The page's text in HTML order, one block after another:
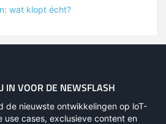
wat klopt écht?
IN VOOR DE NEWSFLASH
de nieuwste ontwikkelingen op loT-
use cases, exclusieve content en